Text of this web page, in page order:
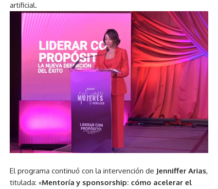
artificial.
El programa continuó con la intervención de Jenniffer Arias,
titulada: «Mentoría y sponsorship: cómo acelerar el